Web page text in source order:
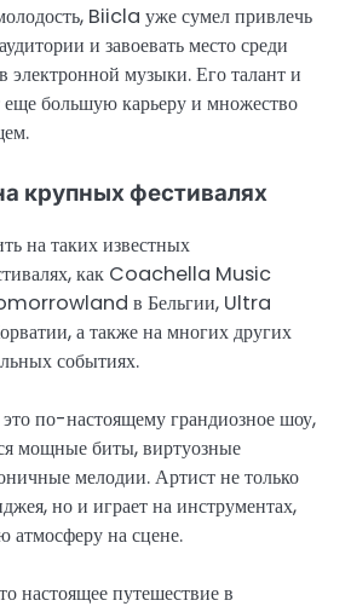
Biicla уже сумел привлечь
и завоевать место среди
электронной музыки. Его талант и
большую карьеру и множество
крупных фестивалях
на таких известных
как Coachella Music
в Бельгии, Ultra
а также на многих других
событиях.
по-настоящему грандиозное шоу,
мощные биты, виртуозные
мелодии. Артист не только
но и играет на инструментах,
атмосферу на сцене.
настоящее путешествие в